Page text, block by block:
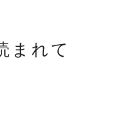
まれて